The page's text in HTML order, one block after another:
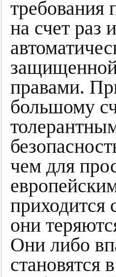
требования
на счет раз
правами.
большому
чем для
приходится
они
Они либо
становятся